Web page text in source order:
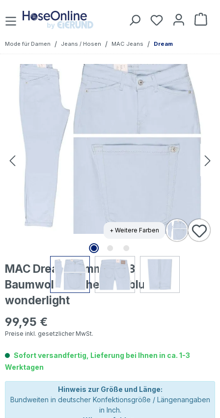
Zum Hauptinhalt springen Du hast 0
Mode für Damen / Jeans / Hosen / MAC Jeans / Dream
Bildergalerie überspringen
+ Weitere Farben
MAC Dream Summer 7/8
Baumwollhose heaven blue
wonderlight
Regulärer Preis:
99,95 €
Preise inkl. gesetzlicher MwSt.
Sofort versandfertig, Lieferung bei Ihnen in ca. 1-3
Werktagen
Hinweis zur Größe und Länge:
Bundweiten in deutscher Konfektionsgröße / Längenangaben
in Inch.